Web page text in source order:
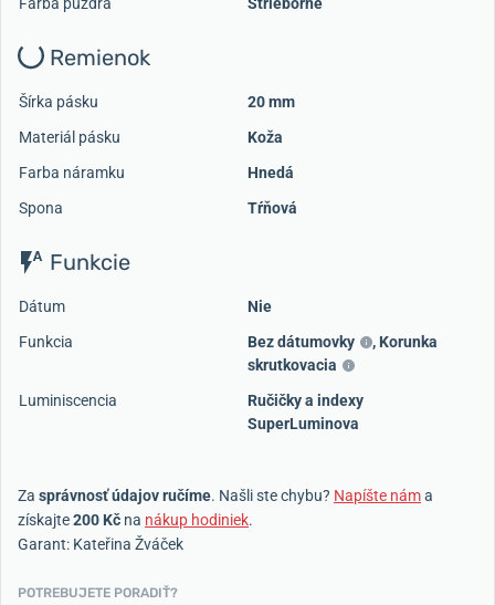
Farba puzdra
Strieborné
Remienok
Šírka pásku
20 mm
Materiál pásku
Koža
Farba náramku
Hnedá
Spona
Tŕňová
Funkcie
Dátum
Nie
Funkcia
Bez dátumovky , Korunka
skrutkovacia
Luminiscencia
Ručičky a indexy
SuperLuminova
Za správnosť údajov ručíme. Našli ste chybu? Napíšte náma
získajte200 Kč na nákup hodiniek.
Garant: Kateřina Žváček
POTREBUJETE PORADIŤ?